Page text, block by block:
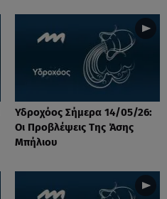
Υδροχόος Σήμερα 14/05/26:
Οι Προβλέψεις Της Άσης
Μπήλιου